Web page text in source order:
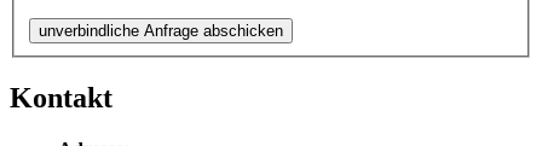
unverbindliche Anfrage abschicken
Kontakt